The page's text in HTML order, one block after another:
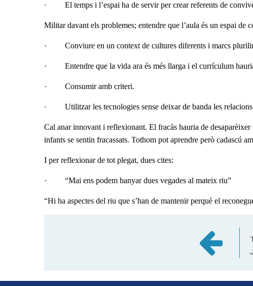
· El temps i l’espai ha de servir per crear referents de
Militar davant els problemes; entendre que l’aula és un espai de
· Conviure en un context de cultures diferents i marcs
· Entendre que la vida ara és més llarga i el currículum
· Consumir amb criteri.
· Utilitzar les tecnologies sense deixar de banda les
Cal anar innovant i reflexionant. El fracàs hauria de
infants se sentin fracassats. Tothom pot aprendre però cadascú
I per reflexionar de tot plegat, dues cites:
· “Mai ens podem banyar dues vegades al mateix riu”
“Hi ha aspectes del riu que s’han de mantenir perquè el